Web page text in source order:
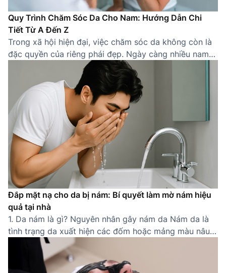
Quy Trình Chăm Sóc Da Cho Nam: Hướng Dẫn Chi
Tiết Từ A Đến Z
Trong xã hội hiện đại, việc chăm sóc da không còn là
đặc quyền của riêng phái đẹp. Ngày càng nhiều nam
giới nhận thức được tầm quan trọng của việc sở hữu
một làn da khỏe mạnh, sạch sẽ. Một quy trình chăm
sóc da cho nam đúng cách không chỉ giúp cải thiện
[…]
Đắp mặt nạ cho da bị nám: Bí quyết làm mờ nám hiệu
quả tại nhà
1. Da nám là gì? Nguyên nhân gây nám da Nám da là
tình trạng da xuất hiện các đốm hoặc mảng màu nâu
sẫm do sự gia tăng bất thường của sắc tố melanin.
Thường gặp ở các khu vực dễ tiếp xúc ánh nắng như
gò má, trán, mũi, quanh miệng, nám khiến […]